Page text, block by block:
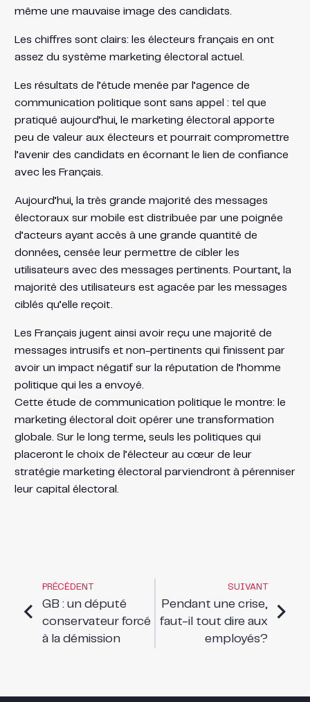
même une mauvaise image des candidats.
Les chiffres sont clairs: les électeurs français en ont
assez du système marketing électoral actuel.
Les résultats de l’étude menée par l’agence de
communication politique sont sans appel : tel que
pratiqué aujourd’hui, le marketing électoral apporte
peu de valeur aux électeurs et pourrait compromettre
l’avenir des candidats en écornant le lien de confiance
avec les Français.
Aujourd’hui, la très grande majorité des messages
électoraux sur mobile est distribuée par une poignée
d’acteurs ayant accès à une grande quantité de
données, censée leur permettre de cibler les
utilisateurs avec des messages pertinents. Pourtant, la
majorité des utilisateurs est agacée par les messages
ciblés qu’elle reçoit.
Les Français jugent ainsi avoir reçu une majorité de
messages intrusifs et non-pertinents qui finissent par
avoir un impact négatif sur la réputation de l’homme
politique qui les a envoyé.
Cette étude de communication politique le montre: le
marketing électoral doit opérer une transformation
globale. Sur le long terme, seuls les politiques qui
placeront le choix de l’électeur au cœur de leur
stratégie marketing électoral parviendront à pérenniser
leur capital électoral.
PRÉCÉDENT
GB : un député
conservateur forcé
à la démission
SUIVANT
Pendant une crise,
faut-il tout dire aux
employés?